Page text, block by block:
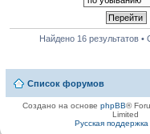
Найдено 16 результатов
Список форумов
Создано на основеphpBB®
Limited
Русская